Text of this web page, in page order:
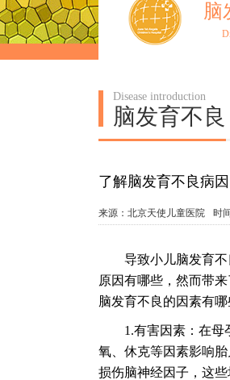
脑
Disease introduction
脑发育不良
了解脑发育不良病
来源：北京天使儿童医院 时
导致小儿脑发育不良
原因有哪些，然而带
脑发育不良的因素有
1.有害因素：在母孕
氧、休克等因素影响
损伤脑神经因子，这些